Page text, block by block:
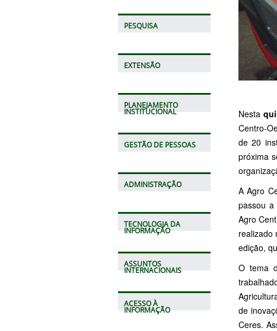
PESQUISA
EXTENSÃO
PLANEJAMENTO
INSTITUCIONAL
GESTÃO DE PESSOAS
ADMINISTRAÇÃO
TECNOLOGIA DA
INFORMAÇÃO
ASSUNTOS
INTERNACIONAIS
ACESSO À
INFORMAÇÃO
Nesta
Centro-
de 20
próxima
A Agro
passou a
Agro
realizado
edição,
O tema
de
Ceres.